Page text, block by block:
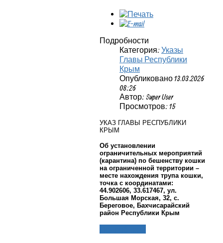
Подробности
Категория: Указы
Главы Республики
Крым
Опубликовано 13.03.2026
08:26
Автор: Super User
Просмотров: 15
УКАЗ ГЛАВЫ РЕСПУБЛИКИ
КРЫМ
Об установлении
ограничительных мероприятий
(карантина) по бешенству кошки
на ограниченной территории –
месте нахождения трупа кошки,
точка с координатами:
44.902606, 33.617467, ул.
Большая Морская, 32, с.
Береговое, Бахчисарайский
район Республики Крым